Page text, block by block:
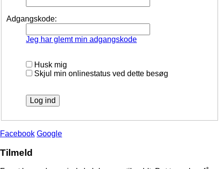
Adgangskode:
Jeg har glemt min adgangskode
Husk mig
Skjul min onlinestatus ved dette besøg
Facebook Google
Tilmeld